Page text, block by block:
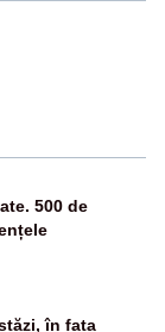
500 de
în fața